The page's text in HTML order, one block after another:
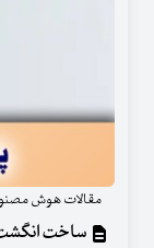
مقالات هوش
ساخت